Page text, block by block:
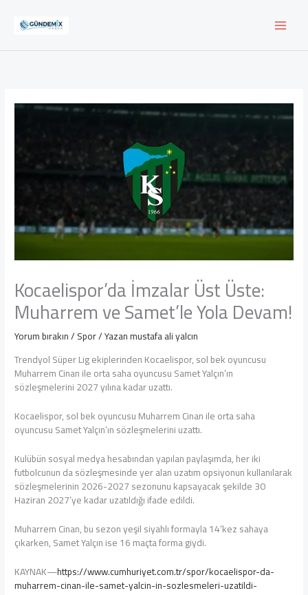
Kocaelispor’da İmzalar Üst Üste:
Muharrem ve Samet’le Yola Devam!
Yorum bırakın/Spor/ Yazanmustafa ali yalcın
Trendyol Süper Lig ekiplerinden Kocaelispor, sol bek oyuncusu
Muharrem Cinan ile orta saha oyuncusu Samet Yalçın’ın
sözleşmelerini 2027 yılına kadar uzattı.
Kocaelispor, sol bek oyuncusu Muharrem Cinan ile orta saha
oyuncusu Samet Yalçın’ın sözleşmelerini uzattı.
Kulübün sosyal medya hesabından yapılan paylaşımda, her iki
futbolcunun da sözleşmesinde yer alan uzatım opsiyonun kullanılarak
sözleşmelerinin 2026-2027 sezonunu kapsayacak şekilde 30
Haziran 2027’ye kadar uzatıldığı ifade edildi.
Muharrem Cinan, bu sezon yeşil siyahlı formayla 14’kez sahaya
çıkarken, Samet Yalçın ise 16 maçta forma giydi.
KAYNAK—https://www.cumhuriyet.com.tr/spor/kocaelispor-da-
muharrem-cinan-ile-samet-yalcin-in-sozlesmeleri-uzatildi-